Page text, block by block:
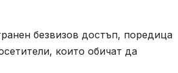
безвизов достъп, поредица
които обичат да